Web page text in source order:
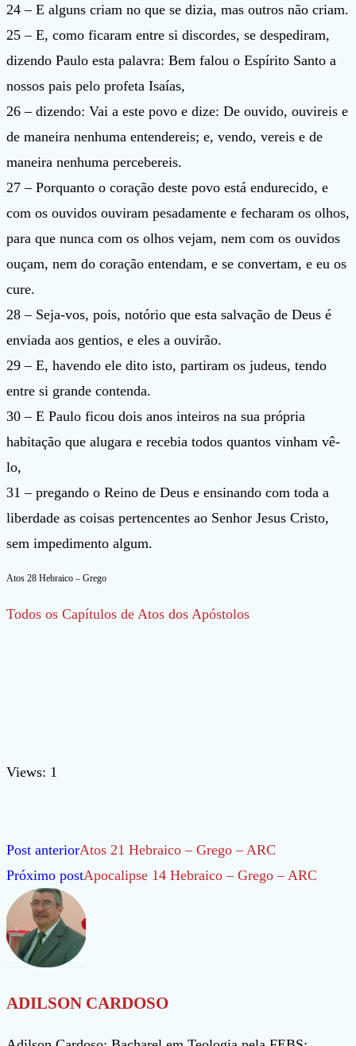
24 – E alguns criam no que se dizia, mas outros não criam.
25 – E, como ficaram entre si discordes, se despediram,
dizendo Paulo esta palavra: Bem falou o Espírito Santo a
nossos pais pelo profeta Isaías,
26 – dizendo: Vai a este povo e dize: De ouvido, ouvireis e
de maneira nenhuma entendereis; e, vendo, vereis e de
maneira nenhuma percebereis.
27 – Porquanto o coração deste povo está endurecido, e
com os ouvidos ouviram pesadamente e fecharam os olhos,
para que nunca com os olhos vejam, nem com os ouvidos
ouçam, nem do coração entendam, e se convertam, e eu os
cure.
28 – Seja-vos, pois, notório que esta salvação de Deus é
enviada aos gentios, e eles a ouvirão.
29 – E, havendo ele dito isto, partiram os judeus, tendo
entre si grande contenda.
30 – E Paulo ficou dois anos inteiros na sua própria
habitação que alugara e recebia todos quantos vinham vê-
lo,
31 – pregando o Reino de Deus e ensinando com toda a
liberdade as coisas pertencentes ao Senhor Jesus Cristo,
sem impedimento algum.
Atos 28 Hebraico – Grego
Todos os Capítulos de Atos dos Apóstolos
Views: 1
Leia
mais
artigos
Post anteriorAtos 21 Hebraico – Grego – ARC
Próximo postApocalipse 14 Hebraico – Grego – ARC
ADILSON CARDOSO